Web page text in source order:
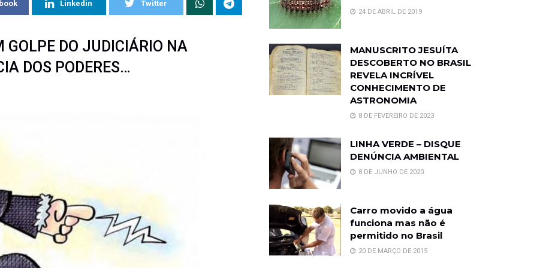
Linkedin Twitter
GOLPE DO JUDICIÁRIO NA
DOS PODERES…
24 DE ABRIL DE 2019
MANUSCRITO JESUÍTA
DESCOBERTO NO BRASIL
REVELA INCRÍVEL
CONHECIMENTO DE
ASTRONOMIA
8 DE FEVEREIRO DE 2023
LINHA VERDE – DISQUE
DENÚNCIA AMBIENTAL
8 DE JUNHO DE 2020
Carro movido a água
funciona mas não é
permitido no Brasil
20 DE MARÇO DE 2015